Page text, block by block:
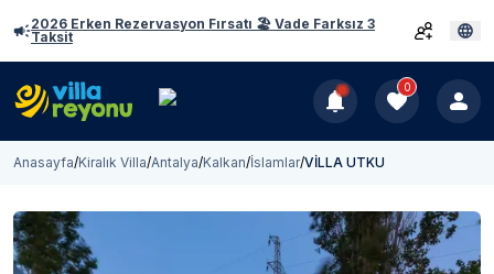
2026 Erken Rezervasyon Fırsatı 🏖️ Vade Farksız 3
Taksit
0
Anasayfa/Kiralık Villa/Antalya/Kalkan/İslamlar/VİLLA UTKU